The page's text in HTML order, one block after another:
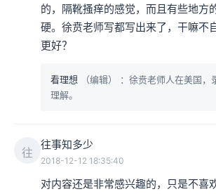
的，隔靴搔痒的感觉，而且有些地方
硬。徐贲老师写都写出来了，干嘛不
更好？
看理想 （编辑）
：徐贲老师人在美国，
理解。
往
往事知多少
2018-12-12 18:35:40
对内容还是非常感兴趣的，只是不喜